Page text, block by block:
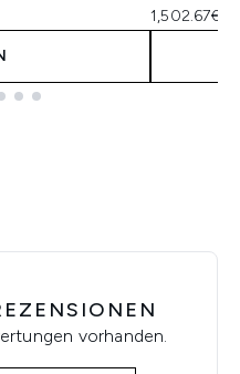
1,502.67€
vorhanden.